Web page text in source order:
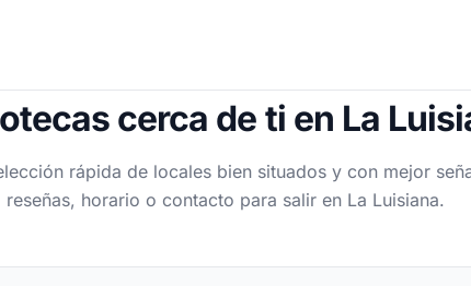
cerca de ti en La
rápida de locales bien situados y con mejor
reseñas, horario o contacto para salir en La Luisiana.